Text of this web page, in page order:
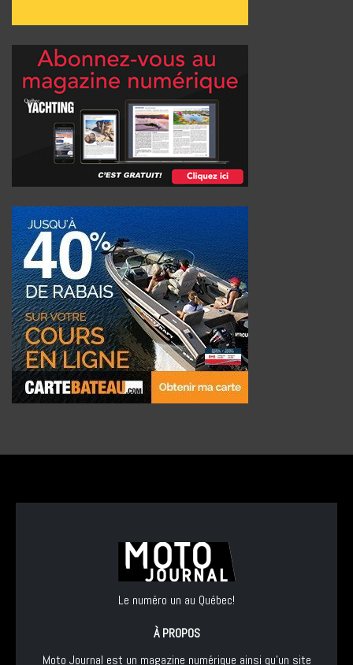
Le numéro un au Québec!
À PROPOS
Moto Journal est un magazine numérique ainsi qu'un site